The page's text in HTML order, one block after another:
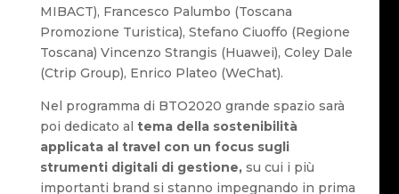
MIBACT), Francesco Palumbo (Toscana
Promozione Turistica), Stefano Ciuoffo (Regione
Toscana) Vincenzo Strangis (Huawei), Coley Dale
(Ctrip Group), Enrico Plateo (WeChat).
Nel programma di BTO2020 grande spazio sarà
poi dedicato al tema della sostenibilità
applicata al travel con un focus sugli
strumenti digitali di gestione, su cui i più
importanti brand si stanno impegnando in prima